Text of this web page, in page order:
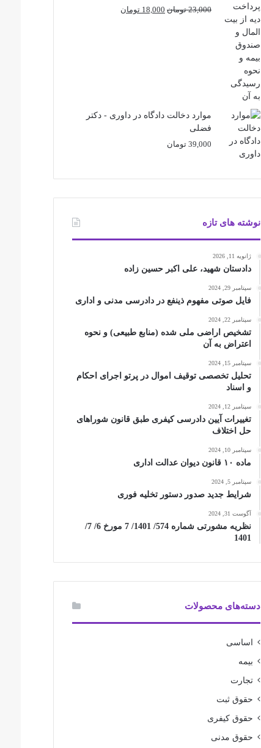
23,000 تومان قیمت
18,000 تومان
موارد دخالت دادگاه در داوری - دکتر
فضلی
39,000 تومان
نوشته های تازه
ژانویه 11, 2026
دادستان شهید، علی اکبر حسین زاده
سپتامبر 29, 2024
فایل صوتی مفهوم ذینفع در دادرسی مدنی و اداری
سپتامبر 22, 2024
تشخیص اراضی ملی شده (منابع طبیعی) و نحوه
اعتراض به آن
سپتامبر 15, 2024
تحلیل تخصصی توقیف اموال در پرتو اجرای احکام
و اسناد
سپتامبر 12, 2024
تغییرات آیین دادرسی کیفری طبق قانون شوراهای
حل اختلاف
سپتامبر 10, 2024
ماده ۱۰ قانون دیوان عدالت اداری
سپتامبر 5, 2024
شرایط جدید صدور دستور تخلیه فوری
آگوست 31, 2024
نظریه مشورتی شماره 574/ 1401/ 7 مورخ 6/ 7/
1401
دسته‌های محصولات
اساسی
بیمه
تجارت
حقوق ثبت
حقوق کیفری
حقوق مدنی